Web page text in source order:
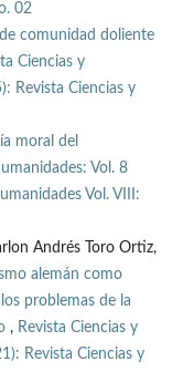
02
comunidad doliente
Ciencias y
Revista Ciencias y
moral del
Vol. 8
Vol. VIII:
Andrés Toro Ortiz,
alemán como
problemas de la
, Revista Ciencias y
Revista Ciencias y